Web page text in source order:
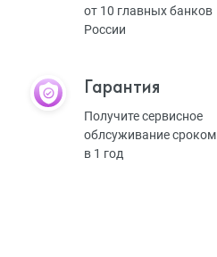
от 10 главных банков
России
Гарантия
Получите сервисное
облсуживание сроком
в 1 год